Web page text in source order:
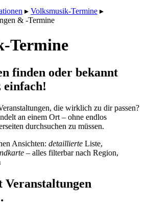
▸ Volksmusik-Termine ▸
& -Termine
Termine
finden oder bekannt
einfach!
die wirklich zu dir passen?
an einem Ort – ohne endlos
durchsuchen zu müssen.
Ansichten: detaillierte Liste,
– alles filterbar nach Region,
Veranstaltungen